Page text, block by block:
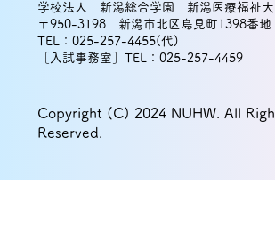
学校法人 新潟総合学園 新潟医療福祉大
〒950-3198 新潟市北区島見町1398番
TEL：025-257-4455(代)
［入試事務室］TEL：025-257-4459
Copyright (C) 2024 NUHW. All
Reserved.